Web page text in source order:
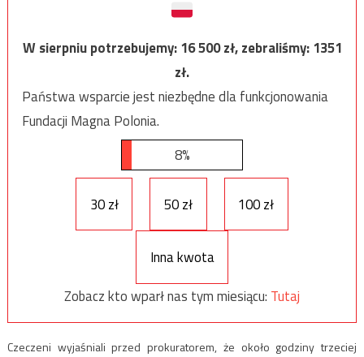
W sierpniu potrzebujemy:16 500zł, zebraliśmy:1351
zł.
Państwa wsparcie jest niezbędne dla funkcjonowania
Fundacji Magna Polonia.
8%
30 zł 50 zł 100 zł
Inna kwota
Zobacz kto wparł nas tym miesiącu: Tutaj
Czeczeni wyjaśniali przed prokuratorem, że około godziny trzeciej